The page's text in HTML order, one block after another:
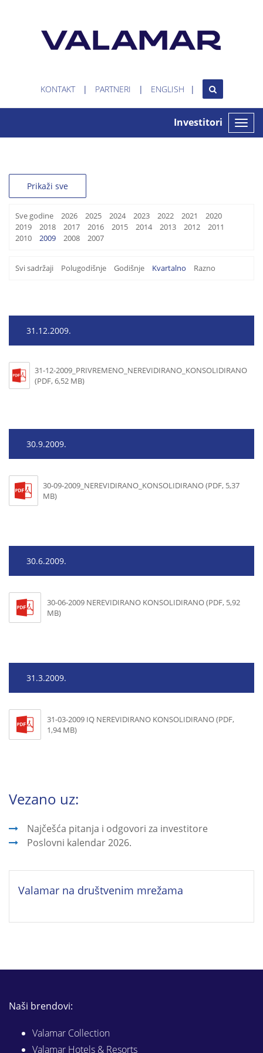
KONTAKT PARTNERI ENGLISH
Toggle
Investitori
Prikaži sve
Sve godine 2026 2025 2024 2023 2022 2021
2020
2019
2018 2017 2016 2015 2014 2013 2012
2011
2010
2009 2008 2007
Svi sadržaji Polugodišnje Godišnje Kvartalno Razno
31.12.2009.
31-12-2009_PRIVREMENO_NEREVIDIRANO_KONSOLIDIRANO
(PDF, 6,52 MB)
30.9.2009.
30-09-2009_NEREVIDIRANO_KONSOLIDIRANO (PDF, 5,37
MB)
30.6.2009.
30-06-2009 NEREVIDIRANO KONSOLIDIRANO (PDF, 5,92
MB)
31.3.2009.
31-03-2009 IQ NEREVIDIRANO KONSOLIDIRANO (PDF,
1,94 MB)
Vezano uz:
Najčešća pitanja i odgovori za investitore
Poslovni kalendar 2026.
Valamar na društvenim mrežama
Naši brendovi:
Valamar Collection
Valamar Hotels & Resorts